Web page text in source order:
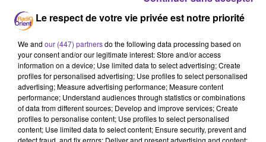
Le Dr Nabarro avait averti lundi à Freetown que "la décision
compréhensible de certaines compagnies aériennes de ne plus
desservir Freetown, Monrovia ou Conakry avait eu un énorme
impact sur la capacité de l'ONU à acheminer du personnel et
du matériel".
Une centaine de tonnes de matériel de santé et d'hygiène
Le respect de votre vie privée est notre priorité
We and our (447) partnersdo the following data processing based on
your consent and/or our legitimate interest: Store and/or access
information on a device; Use limited data to select advertising; Create
profiles for personalised advertising; Use profiles to select personalised
advertising; Measure advertising performance; Measure content
performance; Understand audiences through statistics or combinations
of data from different sources; Develop and improve services; Create
profiles to personalise content; Use profiles to select personalised
content; Use limited data to select content; Ensure security, prevent and
detect fraud, and fix errors; Deliver and present advertising and content;